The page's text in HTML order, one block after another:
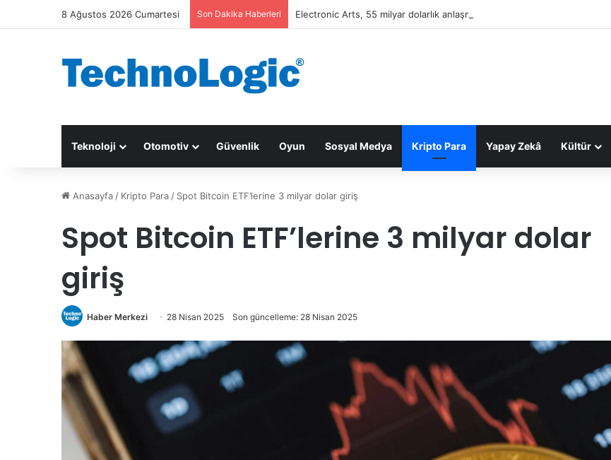
8 Ağustos 2026 Cumartesi Son Dakika Haberleri Electronic Arts, 55 milyar dolarlık anlaşmayla Suudi Arabistan’ın oldu
Teknoloji Otomotiv Güvenlik Oyun Sosyal Medya Kripto Para Yapay Zekâ Kültür
Anasayfa / Kripto Para / Spot Bitcoin ETF’lerine 3 milyar dolar giriş
Spot Bitcoin ETF’lerine 3 milyar dolar
giriş
Haber Merkezi 28 Nisan 2025 Son güncelleme: 28 Nisan 2025